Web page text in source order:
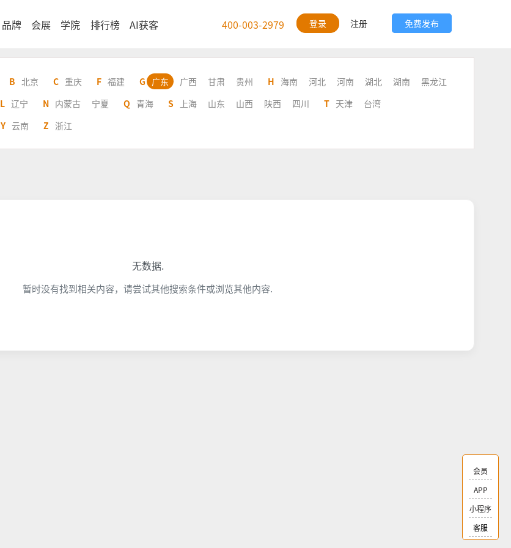
品牌 会展 学院 排行榜 AI获客 400-003-2979 登录 注册 免费发布
B 北京 C 重庆 F 福建 G 广东 广西 甘肃 贵州 H 海南 河北 河南 湖北 湖南
黑龙江
L 辽宁 N 内蒙古 宁夏 Q 青海 S 上海 山东 山西 陕西 四川 T 天津
台湾
Y 云南 Z 浙江
无数据.
暂时没有找到相关内容，请尝试其他搜索条件或浏览其他内容.
会员
APP
小程序
客服